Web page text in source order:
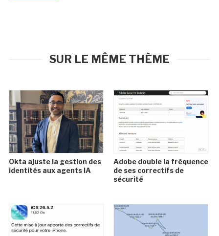
SUR LE MÊME THÈME
Okta ajuste la gestion des
identités aux agents IA
Adobe double la fréquence
de ses correctifs de
sécurité